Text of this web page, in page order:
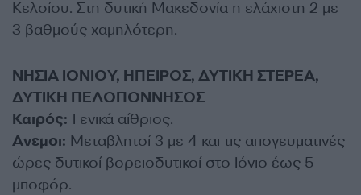
Κελσίου. Στη δυτική Μακεδονία η ελάχιστη 2 με
3 βαθμούς χαμηλότερη.
ΝΗΣΙΑ ΙΟΝΙΟΥ, ΗΠΕΙΡΟΣ, ΔΥΤΙΚΗ ΣΤΕΡΕΑ,
ΔΥΤΙΚΗ ΠΕΛΟΠΟΝΝΗΣΟΣ
Καιρός: Γενικά αίθριος.
Ανεμοι: Μεταβλητοί 3 με 4 και τις απογευματινές
ώρες δυτικοί βορειοδυτικοί στο Ιόνιο έως 5
μποφόρ.